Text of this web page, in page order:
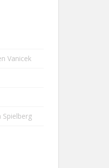
Vanicek
Spielberg